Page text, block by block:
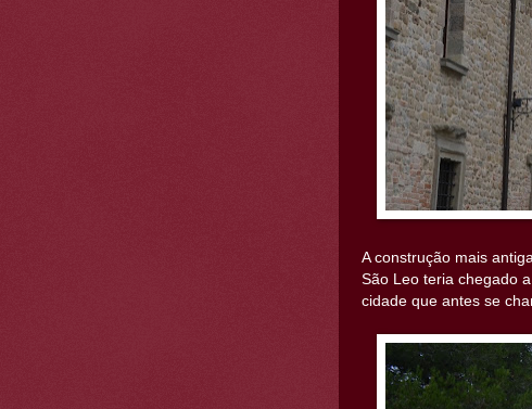
A construção mais
São Leo teria chegado
cidade que antes se